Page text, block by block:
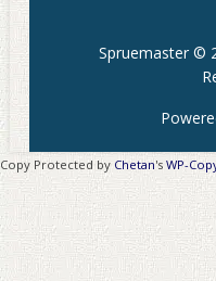
Spruemaster ©
Copy Protected by Chetan's WP-